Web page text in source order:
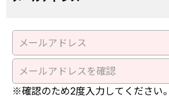
※確認のため2度入力してください。